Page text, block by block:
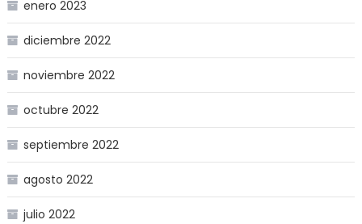
enero 2023
diciembre 2022
noviembre 2022
octubre 2022
septiembre 2022
agosto 2022
julio 2022